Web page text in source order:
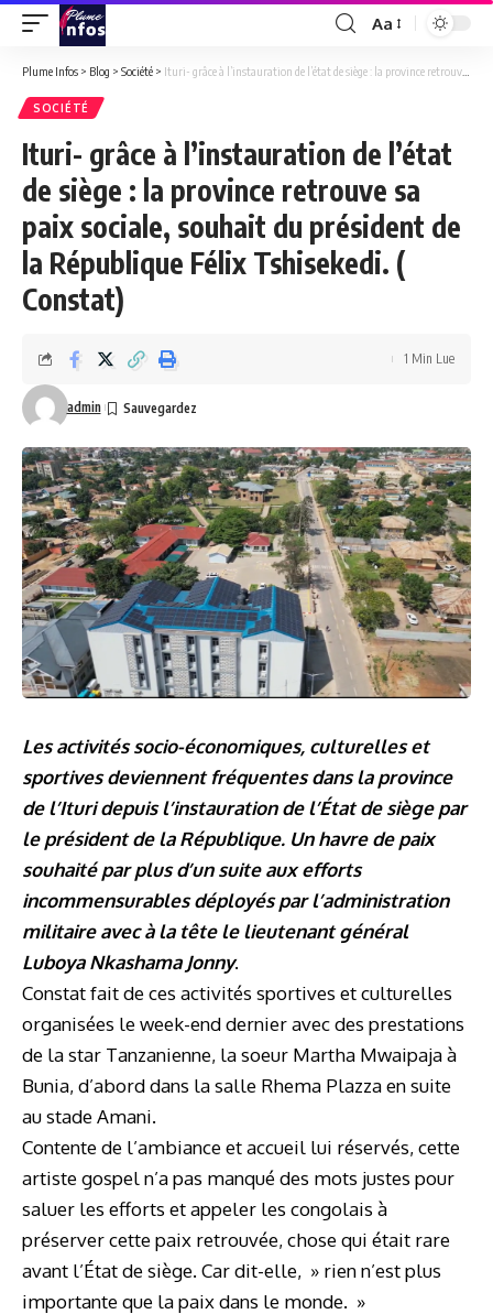
Font
Resizer
Aa
Plume Infos > Blog > Société > Ituri- grâce à l’instauration de l’état de siège : la province retrouve sa paix sociale, souhait du président de la République Félix Tshisekedi. ( Constat)
SOCIÉTÉ
Ituri- grâce à l’instauration de l’état
de siège : la province retrouve sa
paix sociale, souhait du président de
la République Félix Tshisekedi. (
Constat)
admin
1 Min Lue
Les activités socio-économiques, culturelles et
sportives deviennent fréquentes dans la province
de l’Ituri depuis l’instauration de l’État de siège par
le président de la République. Un havre de paix
souhaité par plus d’un suite aux efforts
incommensurables déployés par l’administration
militaire avec à la tête le lieutenant général
Luboya Nkashama Jonny.
Constat fait de ces activités sportives et culturelles
organisées le week-end dernier avec des prestations
de la star Tanzanienne, la soeur Martha Mwaipaja à
Bunia, d’abord dans la salle Rhema Plazza en suite
au stade Amani.
Contente de l’ambiance et accueil lui réservés, cette
artiste gospel n’a pas manqué des mots justes pour
saluer les efforts et appeler les congolais à
préserver cette paix retrouvée, chose qui était rare
avant l’État de siège. Car dit-elle, » rien n’est plus
importante que la paix dans le monde. »